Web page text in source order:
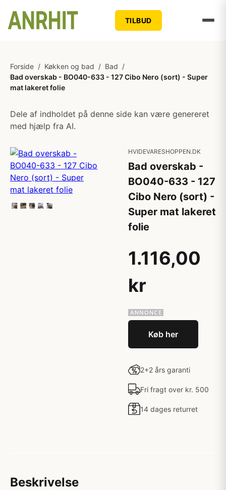
TILBUD
Forside / Køkken og bad / Bad /
Bad overskab - BO040-633 - 127 Cibo Nero (sort) - Super
mat lakeret folie
Dele af indholdet på denne side kan være genereret
med hjælp fra AI.
HVIDEVARESHOPPEN.DK
Bad overskab -
BO040-633 - 127
Cibo Nero (sort) -
Super mat lakeret
folie
1.116,00
kr
Køb her
2+2 års garanti
Fri fragt over kr. 500
14 dages returret
Beskrivelse